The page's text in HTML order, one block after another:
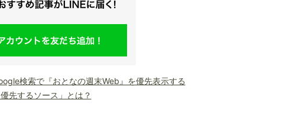
検索で『おとなの週末Web』を優先表示する
優先するソース」とは？